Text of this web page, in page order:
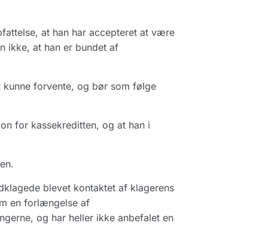
at han har accepteret at være
ikke, at han er bundet af
kunne forvente, og bør som følge
for kassekreditten, og at han i
blevet kontaktet af klagerens
en forlængelse af
og har heller ikke anbefalet en